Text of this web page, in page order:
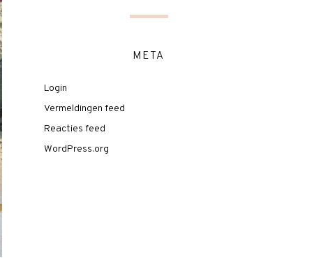
META
Login
Vermeldingen feed
Reacties feed
WordPress.org